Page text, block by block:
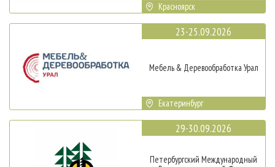
Красноярск
23-25.09.2026
Мебель & Деревообработка Урал
Екатеринбург
29-30.09.2026
Петербургский Международный